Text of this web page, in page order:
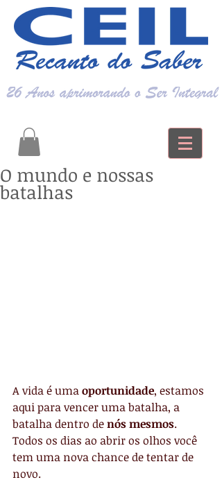
O mundo e nossas
batalhas
A vida é uma oportunidade, estamos
aqui para vencer uma batalha, a
batalha dentro de nós mesmos.
Todos os dias ao abrir os olhos você
tem uma nova chance de tentar de
novo.